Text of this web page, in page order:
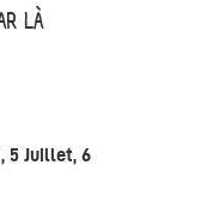
LÀ
5 Juillet, 6